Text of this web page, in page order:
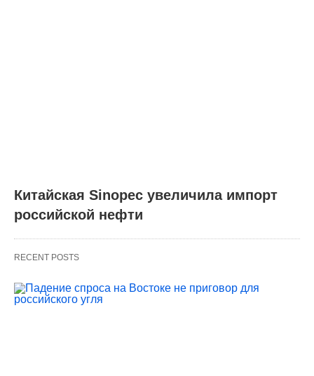
Китайская Sinopec увеличила импорт
российской нефти
RECENT POSTS